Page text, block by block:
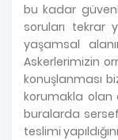
bu kadar
soruları tekrar
yaşamsal
Askerlerimizin
konuşlanması
korumakla olan
buralarda
teslimi